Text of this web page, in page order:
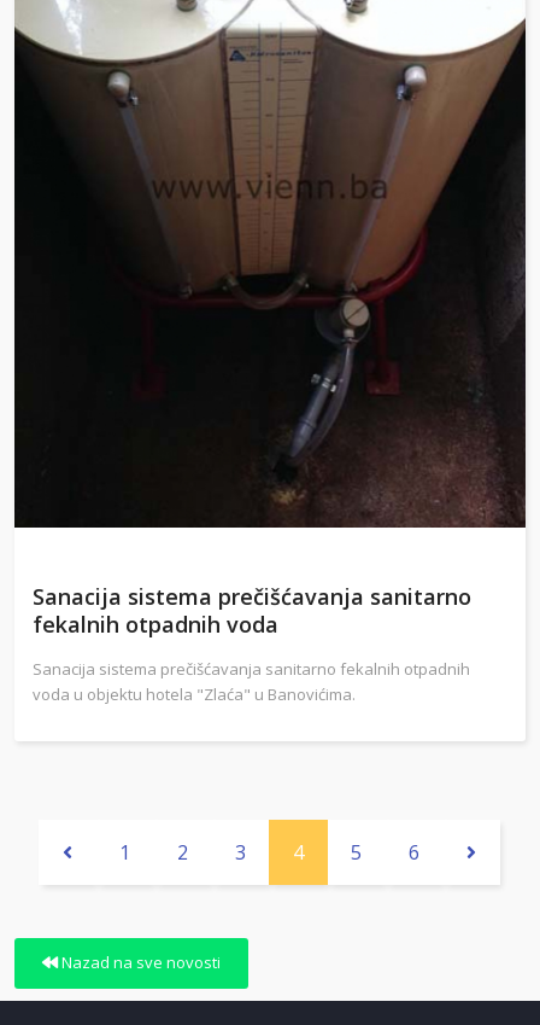
Sanacija sistema prečišćavanja sanitarno
fekalnih otpadnih voda
Sanacija sistema prečišćavanja sanitarno fekalnih otpadnih
voda u objektu hotela "Zlaća" u Banovićima.
1 2 3 4 5 6
Nazad na sve novosti